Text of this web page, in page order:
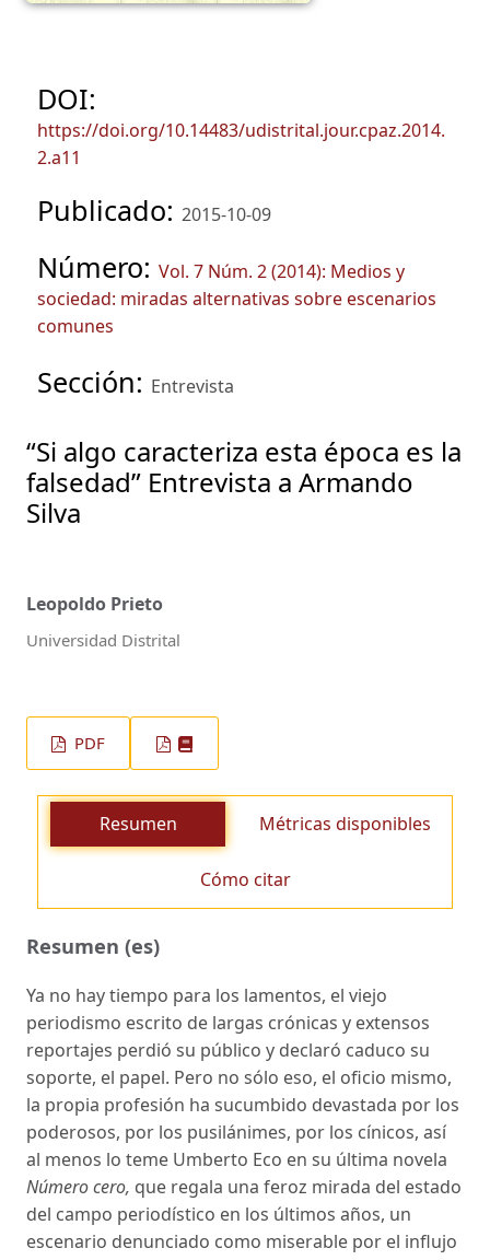
DOI:
https://doi.org/10.14483/udistrital.jour.cpaz.2014.
2.a11
Publicado: 2015-10-09
Número: Vol. 7 Núm. 2 (2014): Medios y
sociedad: miradas alternativas sobre escenarios
comunes
Sección: Entrevista
“Si algo caracteriza esta época es la
falsedad” Entrevista a Armando
Silva
Leopoldo Prieto
Universidad Distrital
PDF
Resumen Métricas disponibles
Cómo citar
Resumen (es)
Ya no hay tiempo para los lamentos, el viejo
periodismo escrito de largas crónicas y extensos
reportajes perdió su público y declaró caduco su
soporte, el papel. Pero no sólo eso, el oficio mismo,
la propia profesión ha sucumbido devastada por los
poderosos, por los pusilánimes, por los cínicos, así
al menos lo teme Umberto Eco en su última novela
Número cero, que regala una feroz mirada del estado
del campo periodístico en los últimos años, un
escenario denunciado como miserable por el influjo